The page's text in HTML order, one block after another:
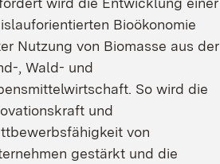
Bioökonomie
Nutzung von Biomasse aus der
, Wald- und
So wird die
und
von
gestärkt und die